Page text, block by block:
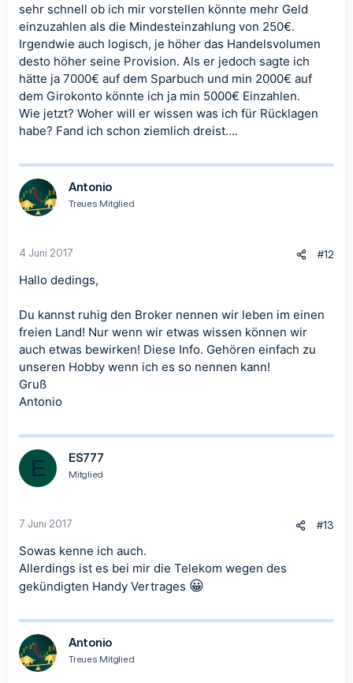
sehr schnell ob ich mir vorstellen könnte mehr Geld
einzuzahlen als die Mindesteinzahlung von 250€.
Irgendwie auch logisch, je höher das Handelsvolumen
desto höher seine Provision. Als er jedoch sagte ich
hätte ja 7000€ auf dem Sparbuch und min 2000€ auf
dem Girokonto könnte ich ja min 5000€ Einzahlen.
Wie jetzt? Woher will er wissen was ich für Rücklagen
habe? Fand ich schon ziemlich dreist....
Antonio
Treues Mitglied
4 Juni 2017 #12
Hallo dedings,
Du kannst ruhig den Broker nennen wir leben im einen
freien Land! Nur wenn wir etwas wissen können wir
auch etwas bewirken! Diese Info. Gehören einfach zu
unseren Hobby wenn ich es so nennen kann!
Gruß
Antonio
E ES777
Mitglied
7 Juni 2017 #13
Sowas kenne ich auch.
Allerdings ist es bei mir die Telekom wegen des
gekündigten Handy Vertrages 😀
Antonio
Treues Mitglied